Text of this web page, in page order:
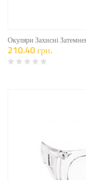
Окуляри Захисні
210.40 грн.